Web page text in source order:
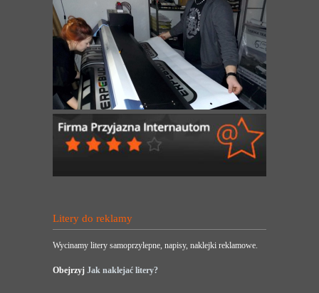
Litery do reklamy
Wycinamy litery samoprzylepne, napisy, naklejki reklamowe.
Obejrzyj Jak naklejać litery?